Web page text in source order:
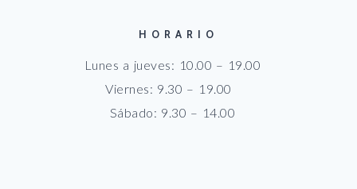
HORARIO
Lunes a jueves: 10.00 – 19.00
Viernes: 9.30 – 19.00
Sábado: 9.30 – 14.00